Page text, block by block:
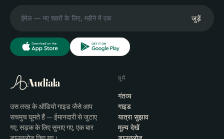
जुड़ें
Audiala
उस तरह के ऑडियो गाइड जैसे आप
सचमुच घूमते हैं — ईमानदारी से जुटाए
गए, सड़क के लिए सुनाए गए, एक बार
घूमें
गंतव्य
गाइड
यात्रा सुझाव
मूल्य देखें